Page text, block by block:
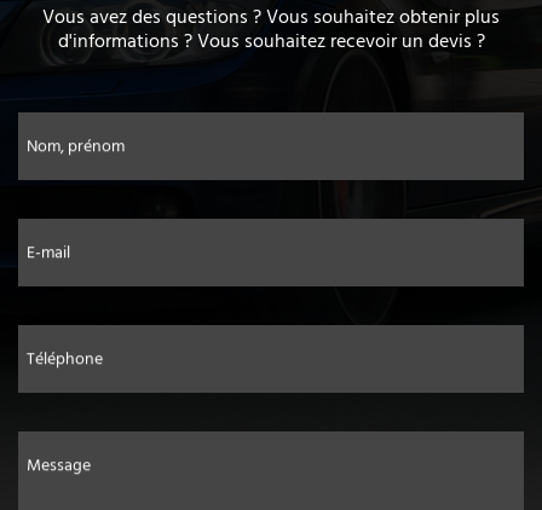
Vous avez des questions ? Vous souhaitez obtenir plus
d'informations ? Vous souhaitez recevoir un devis ?
Nom, prénom
E-mail
Téléphone
Message